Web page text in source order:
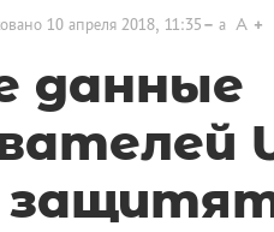
10 апреля 2018, 11:35 a A
данные